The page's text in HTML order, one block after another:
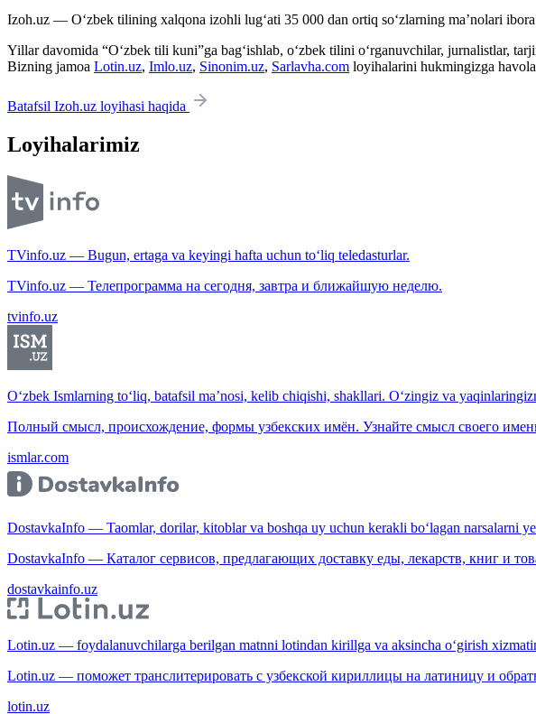
Izoh.uz — O‘zbek tilining xalqona izohli lug‘ati 35 000 dan ortiq so‘zlarning ma’nolari
Yillar davomida “O‘zbek tili kuni”ga bag‘ishlab, o‘zbek tilini o‘rganuvchilar, jurnalistlar,
Bizning jamoa Lotin.uz, Imlo.uz, Sinonim.uz, Sarlavha.com loyihalarini hukmingizga
Batafsil Izoh.uz loyihasi haqida
Loyihalarimiz
TVinfo.uz — Bugun, ertaga va keyingi hafta uchun to‘liq teledasturlar.
TVinfo.uz — Телепрограмма на сегодня, завтра и ближайшую неделю.
tvinfo.uz
O‘zbek Ismlarning to‘liq, batafsil ma’nosi, kelib chiqishi, shakllari. O‘zingiz va
Полный смысл, происхождение, формы узбекских имён. Узнайте смысл своего
ismlar.com
DostavkaInfo — Taomlar, dorilar, kitoblar va boshqa uy uchun kerakli bo‘lagan narsalarni
DostavkaInfo — Каталог сервисов, предлагающих доставку еды, лекарств, книг и
dostavkainfo.uz
Lotin.uz — foydalanuvchilarga berilgan matnni lotindan kirillga va aksincha o‘girish
Lotin.uz — поможет транслитерировать с узбекской кириллицы на латиницу и
lotin.uz